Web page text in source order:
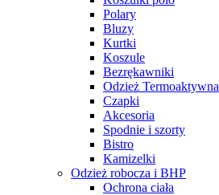
Polary
Bluzy
Kurtki
Koszule
Bezrękawniki
Odzież Termoaktywna
Czapki
Akcesoria
Spodnie i szorty
Bistro
Kamizelki
Odzież robocza i BHP
Ochrona ciała